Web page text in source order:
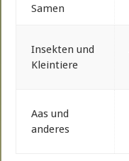
Samen
Insekten und
Kleintiere
Aas und
anderes